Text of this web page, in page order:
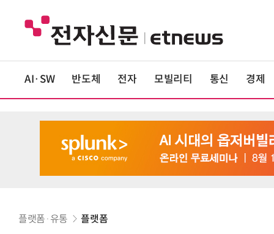
AI·SW 반도체 전자 모빌리티 통신 경제
플랫폼·유통 플랫폼